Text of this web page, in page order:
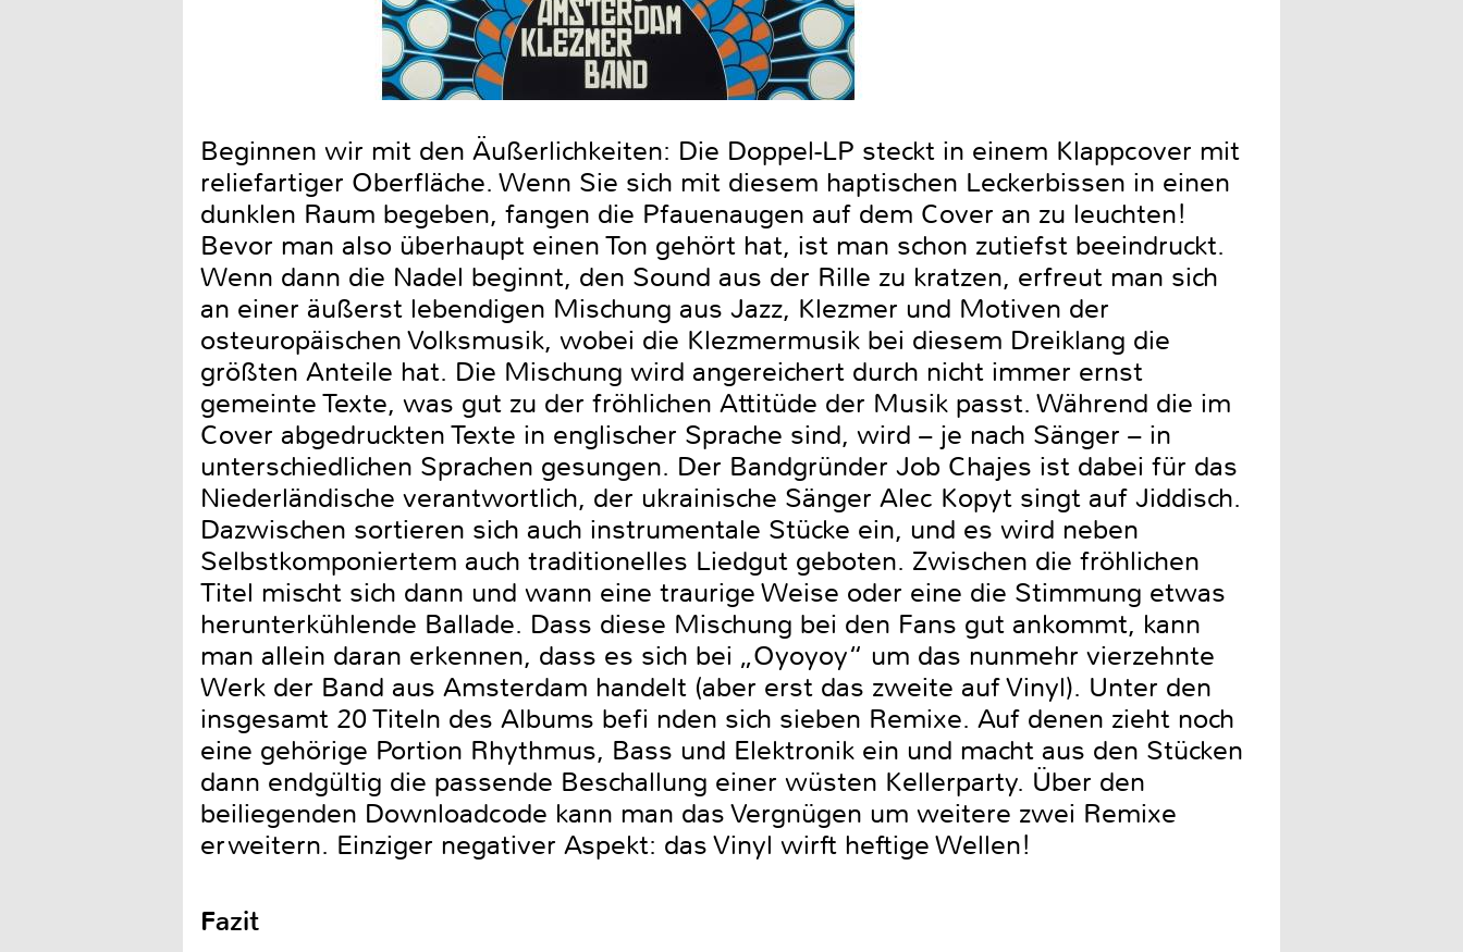
Beginnen wir mit den Äußerlichkeiten: Die Doppel-LP steckt in einem Klappcover mit
reliefartiger Oberfläche. Wenn Sie sich mit diesem haptischen Leckerbissen in einen
dunklen Raum begeben, fangen die Pfauenaugen auf dem Cover an zu leuchten!
Bevor man also überhaupt einen Ton gehört hat, ist man schon zutiefst beeindruckt.
Wenn dann die Nadel beginnt, den Sound aus der Rille zu kratzen, erfreut man sich
an einer äußerst lebendigen Mischung aus Jazz, Klezmer und Motiven der
osteuropäischen Volksmusik, wobei die Klezmermusik bei diesem Dreiklang die
größten Anteile hat. Die Mischung wird angereichert durch nicht immer ernst
gemeinte Texte, was gut zu der fröhlichen Attitüde der Musik passt. Während die im
Cover abgedruckten Texte in englischer Sprache sind, wird – je nach Sänger – in
unterschiedlichen Sprachen gesungen. Der Bandgründer Job Chajes ist dabei für das
Niederländische verantwortlich, der ukrainische Sänger Alec Kopyt singt auf Jiddisch.
Dazwischen sortieren sich auch instrumentale Stücke ein, und es wird neben
Selbstkomponiertem auch traditionelles Liedgut geboten. Zwischen die fröhlichen
Titel mischt sich dann und wann eine traurige Weise oder eine die Stimmung etwas
herunterkühlende Ballade. Dass diese Mischung bei den Fans gut ankommt, kann
man allein daran erkennen, dass es sich bei „Oyoyoy“ um das nunmehr vierzehnte
Werk der Band aus Amsterdam handelt (aber erst das zweite auf Vinyl). Unter den
insgesamt 20 Titeln des Albums befi nden sich sieben Remixe. Auf denen zieht noch
eine gehörige Portion Rhythmus, Bass und Elektronik ein und macht aus den Stücken
dann endgültig die passende Beschallung einer wüsten Kellerparty. Über den
beiliegenden Downloadcode kann man das Vergnügen um weitere zwei Remixe
erweitern. Einziger negativer Aspekt: das Vinyl wirft heftige Wellen!
Fazit